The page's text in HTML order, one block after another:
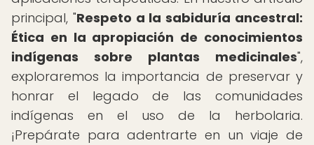
principal, "Respeto a la sabiduría ancestral:
Ética en la apropiación de conocimientos
indígenas sobre plantas medicinales",
exploraremos la importancia de preservar y
honrar el legado de las comunidades
indígenas en el uso de la herbolaria.
¡Prepárate para adentrarte en un viaje de